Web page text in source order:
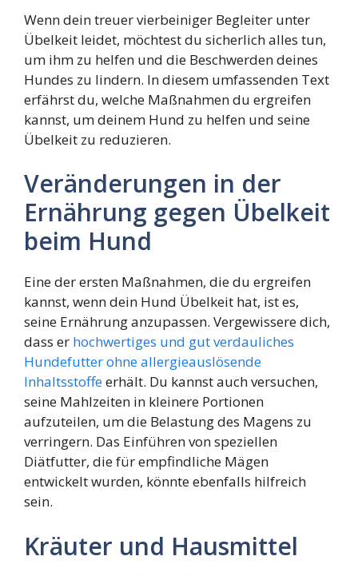
Wenn dein treuer vierbeiniger Begleiter unter
Übelkeit leidet, möchtest du sicherlich alles tun,
um ihm zu helfen und die Beschwerden deines
Hundes zu lindern. In diesem umfassenden Text
erfährst du, welche Maßnahmen du ergreifen
kannst, um deinem Hund zu helfen und seine
Übelkeit zu reduzieren.
Veränderungen in der
Ernährung gegen Übelkeit
beim Hund
Eine der ersten Maßnahmen, die du ergreifen
kannst, wenn dein Hund Übelkeit hat, ist es,
seine Ernährung anzupassen. Vergewissere dich,
dass er hochwertiges und gut verdauliches
Hundefutter ohne allergieauslösende
Inhaltsstoffeerhält. Du kannst auch versuchen,
seine Mahlzeiten in kleinere Portionen
aufzuteilen, um die Belastung des Magens zu
verringern. Das Einführen von speziellen
Diätfutter, die für empfindliche Mägen
entwickelt wurden, könnte ebenfalls hilfreich
sein.
Kräuter und Hausmittel